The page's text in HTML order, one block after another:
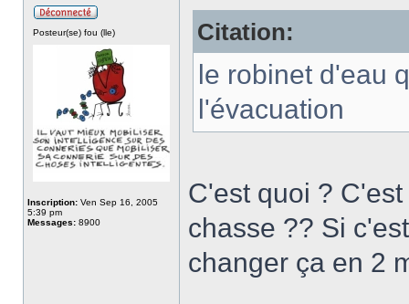
Posteur(se) fou (lle)
Inscription: Ven Sep 16, 2005
5:39 pm
Messages: 8900
Citation:
le robinet d'eau
l'évacuation
C'est quoi ?
chasse ?? Si
changer ça en 2